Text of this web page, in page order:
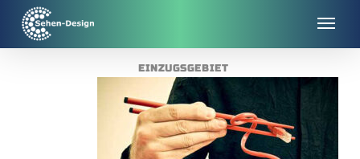
main
EINZUGSGEBIET